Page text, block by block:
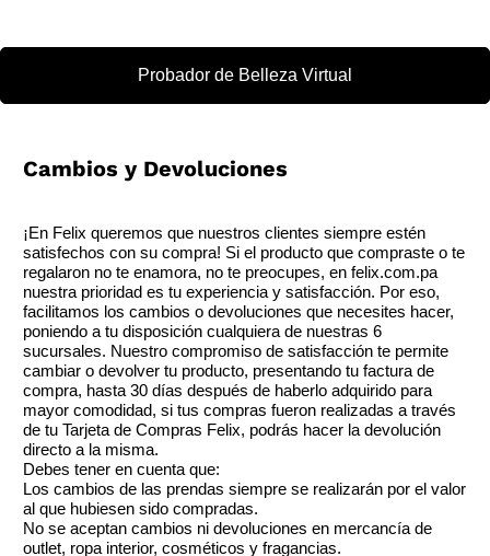
Probador de Belleza Virtual
Cambios y Devoluciones
¡En Felix queremos que nuestros clientes siempre estén
satisfechos con su compra! Si el producto que compraste o te
regalaron no te enamora, no te preocupes, en felix.com.pa
nuestra prioridad es tu experiencia y satisfacción. Por eso,
facilitamos los cambios o devoluciones que necesites hacer,
poniendo a tu disposición cualquiera de nuestras 6
sucursales. Nuestro compromiso de satisfacción te permite
cambiar o devolver tu producto, presentando tu factura de
compra, hasta 30 días después de haberlo adquirido para
mayor comodidad, si tus compras fueron realizadas a través
de tu Tarjeta de Compras Felix, podrás hacer la devolución
directo a la misma.
Debes tener en cuenta que:
Los cambios de las prendas siempre se realizarán por el valor
al que hubiesen sido compradas.
No se aceptan cambios ni devoluciones en mercancía de
outlet, ropa interior, cosméticos y fragancias.